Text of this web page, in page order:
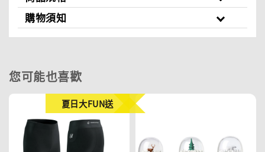
購物須知
您可能也喜歡
夏日大FUN送